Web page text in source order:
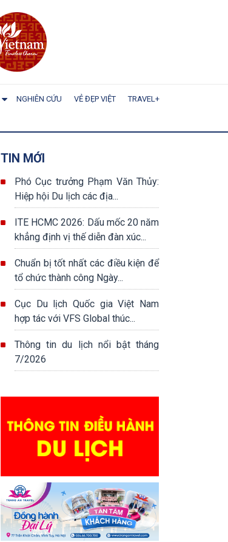
NGHIÊN CỨU VẺ ĐẸP VIỆT TRAVEL+
TIN MỚI
Phó Cục trưởng Phạm Văn Thủy:
Hiệp hội Du lịch các địa...
ITE HCMC 2026: Dấu mốc 20 năm
khẳng định vị thế diễn đàn xúc...
Chuẩn bị tốt nhất các điều kiện để
tổ chức thành công Ngày...
Cục Du lịch Quốc gia Việt Nam
hợp tác với VFS Global thúc...
Thông tin du lịch nổi bật tháng
7/2026